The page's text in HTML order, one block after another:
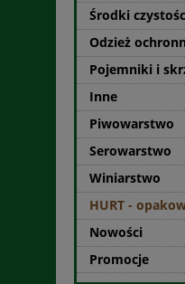
Środki
Odzież
Pojemniki i
Inne
Piwowarstwo
Serowarstwo
Winiarstwo
HURT -
Nowości
Promocje